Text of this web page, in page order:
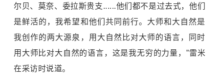
尔贝、莫奈、委拉斯贵支......他们都不是过去式，他们
是鲜活的，我希望和他们共同前行。大师和大自然是
我创作的两大源泉，用大自然比对大师的语言，同时
用大师比对大自然的语言，这是我无穷的力量，”雷米
在采访时说道。